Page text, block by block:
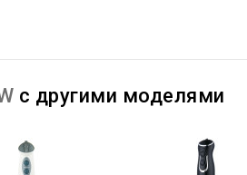
с другими моделями